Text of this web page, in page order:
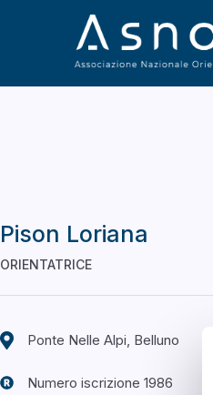
Pison Loriana
ORIENTATRICE
Ponte Nelle Alpi, Belluno
Numero iscrizione 1986